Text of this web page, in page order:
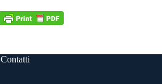
Contatti